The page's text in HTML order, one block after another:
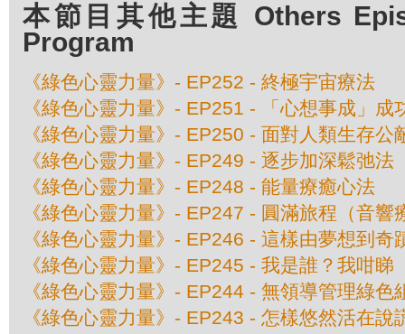
本節目其他主題 Others
Program
《綠色心靈力量》- EP252 - 終極宇宙療法
《綠色心靈力量》- EP251 - 「心想事成」成
《綠色心靈力量》- EP250 - 面對人類生存公
《綠色心靈力量》- EP249 - 逐步加深鬆弛法
《綠色心靈力量》- EP248 - 能量療癒心法
《綠色心靈力量》- EP247 - 圓滿旅程（音響
《綠色心靈力量》- EP246 - 這樣由夢想到奇
《綠色心靈力量》- EP245 - 我是誰？我咁睇
《綠色心靈力量》- EP244 - 無領導管理綠色
《綠色心靈力量》- EP243 - 怎樣悠然活在說